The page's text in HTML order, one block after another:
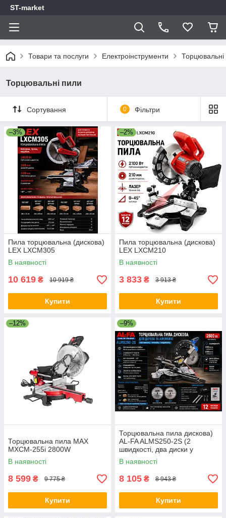
ST-market
Товари та послуги Електроінструменти
Торцювальні пили
Сортування 0 Фільтри
–3%
Пила торцювальна (дискова)
LEX LXCM305
В наявності
10 619 ₴ 10 919 ₴
Купити
–2%
Пила торцювальна (дискова)
LEX LXCM210
В наявності
3 833 ₴ 3 913 ₴
Купити
–12%
Торцювальна пила MAX
MXCM-255i 2800W
В наявності
8 599 ₴ 9 775 ₴
Купити
–9%
Торцювальна пила дискова)
AL-FA ALMS250-2S (2
швидкості, два диски у
комплекті)
В наявності
8 105 ₴ 8 943 ₴
Купити